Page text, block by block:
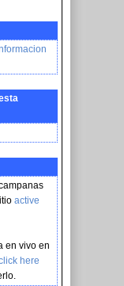
active
en vivo en
here